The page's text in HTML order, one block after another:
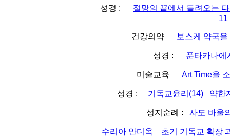
성경 : 절망의 끝에서 들려오는
11
건강의약 보스케 약국
성경 : 푼타카나
미술교육 Art Time을
성경 : 기독교윤리(14) 약
성지순례 :사도 바울
수리아 안디옥 초기 기독교 확장